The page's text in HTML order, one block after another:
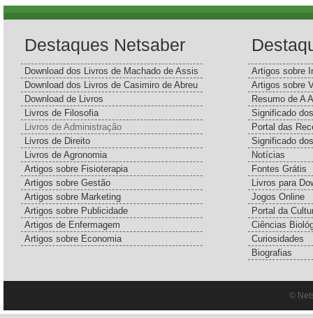
Destaques Netsaber
Download dos Livros de Machado de Assis
Download dos Livros de Casimiro de Abreu
Download de Livros
Livros de Filosofia
Livros de Administração
Livros de Direito
Livros de Agronomia
Artigos sobre Fisioterapia
Artigos sobre Gestão
Artigos sobre Marketing
Artigos sobre Publicidade
Artigos de Enfermagem
Artigos sobre Economia
Artigos sobre
Artigos sobre
Resumo de A
Significado
Portal das
Significado
Notícias
Fontes Grátis
Livros para
Jogos Online
Portal da
Ciências
Curiosidades
Biografias
©